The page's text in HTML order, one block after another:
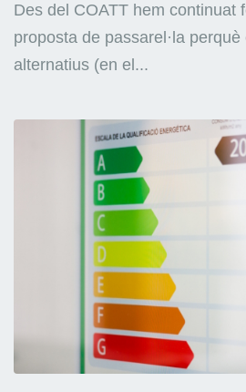
Des del COATT hem continuat
proposta de passarel·la
alternatius (en el...